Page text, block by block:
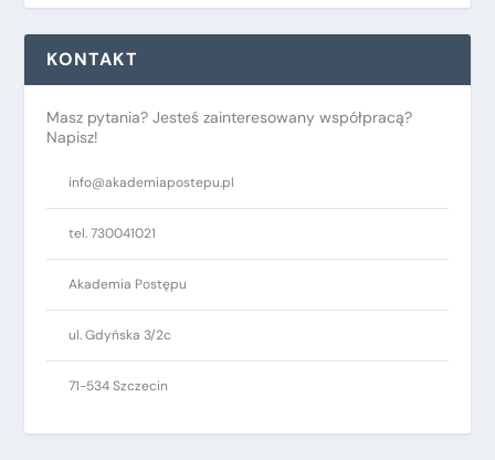
KONTAKT
Masz pytania? Jesteś zainteresowany współpracą?
Napisz!
info@akademiapostepu.pl
tel. 730041021
Akademia Postępu
ul. Gdyńska 3/2c
71-534 Szczecin